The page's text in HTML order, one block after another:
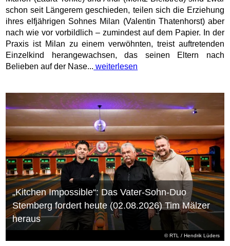
schon seit Längerem geschieden, teilen sich die Erziehung
ihres elfjährigen Sohnes Milan (Valentin Thatenhorst) aber
nach wie vor vorbildlich – zumindest auf dem Papier. In der
Praxis ist Milan zu einem verwöhnten, treist auftretenden
Einzelkind herangewachsen, das seinen Eltern nach
Belieben auf der Nase... weiterlesen
©RTL / Hendrik Lüders
„Kitchen Impossible“: Das Vater-Sohn-Duo
Stemberg fordert heute (02.08.2026) Tim Mälzer
heraus